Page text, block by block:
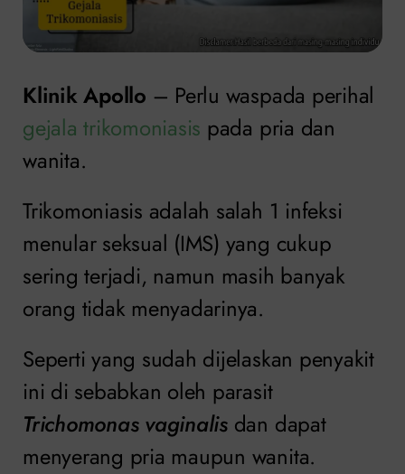
Klinik Apollo – Perlu waspada perihal
gejala trikomoniasis pada pria dan
wanita.
Trikomoniasis adalah salah 1 infeksi
menular seksual (IMS) yang cukup
sering terjadi, namun masih banyak
orang tidak menyadarinya.
Seperti yang sudah dijelaskan penyakit
ini di sebabkan oleh parasit
Trichomonas vaginalisdan dapat
menyerang pria maupun wanita.